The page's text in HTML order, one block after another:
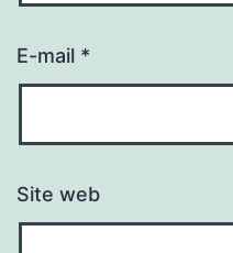
E-mail *
Site web